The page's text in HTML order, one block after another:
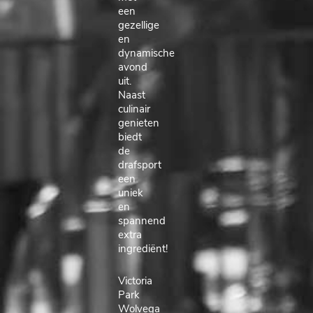
een
gezellige
en
dynamische
avond
uit.
Naast
culinair
genieten
biedt
de
drafsport
een
uniek
en
spannend
extra
ingrediënt!
Victoria
Park
Wolvega